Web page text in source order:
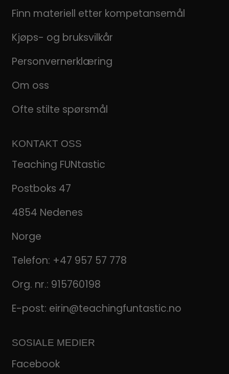
Finn materiell etter kompetansemål
Kjøps- og bruksvilkår
Personvernerklæring
Om oss
Ofte stilte spørsmål
KONTAKT OSS
Teaching FUNtastic
Postboks 47
4854 Nedenes
Norge
Telefon: +47 957 57 778
Org. nr.: 915760198
E-post: eirin@teachingfuntastic.no
SOSIALE MEDIER
Facebook